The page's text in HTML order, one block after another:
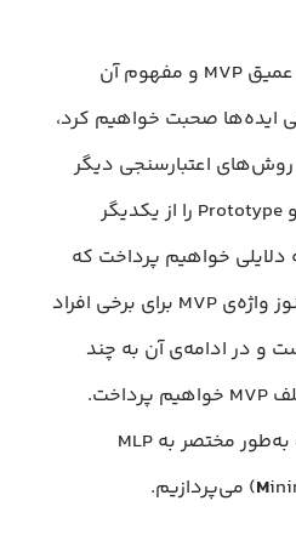
در وهله‌ی اول برای درک عمیق MVP و مفهوم آن
ایده‌ها صحبت خواهیم کرد،
اعتبارسنجی دیگر
مانند Proof of Concept و Prototype را از یکدیگر
دلایلی خواهیم پرداخت که
پس از گذشت ۱۰ سال هنوز واژه‌ی MVP برای برخی افراد
و در ادامه‌ی آن به چند
نمونه از رویکردهای مختلف MVP خواهیم پرداخت.
همچنین در انتهای مقاله به‌طور مختصر به MLP
(M